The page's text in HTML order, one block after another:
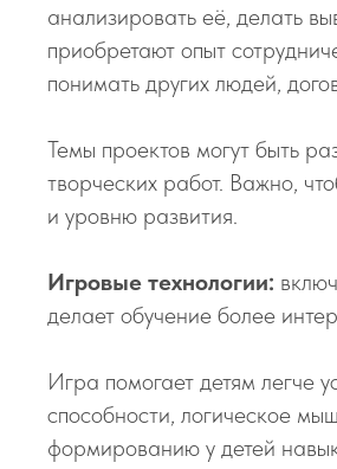
анализировать её, делать
приобретают опыт
понимать других людей,
Темы проектов могут быть
творческих работ. Важно,
и уровню развития.
Игровые технологии:
делает обучение более
Игра помогает детям легче
способности, логическое
формированию у детей